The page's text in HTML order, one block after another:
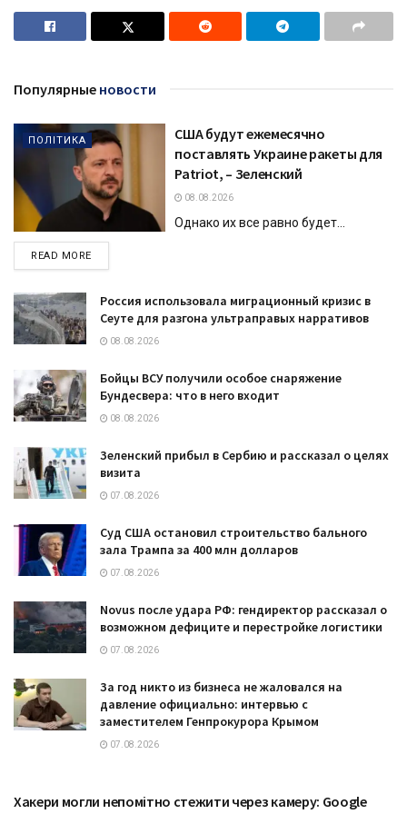
Популярные новости
ПОЛІТИКА
США будут ежемесячно
поставлять Украине ракеты для
Patriot, – Зеленский
08.08.2026
Однако их все равно будет...
READ MOREDETAILS
Россия использовала миграционный кризис в
Сеуте для разгона ультраправых нарративов
08.08.2026
Бойцы ВСУ получили особое снаряжение
Бундесвера: что в него входит
08.08.2026
Зеленский прибыл в Сербию и рассказал о целях
визита
07.08.2026
Суд США остановил строительство бального
зала Трампа за 400 млн долларов
07.08.2026
Novus после удара РФ: гендиректор рассказал о
возможном дефиците и перестройке логистики
07.08.2026
За год никто из бизнеса не жаловался на
давление официально: интервью с
заместителем Генпрокурора Крымом
07.08.2026
ТЕХНОЛОГІЇ
Хакери могли непомітно стежити через камеру: Google